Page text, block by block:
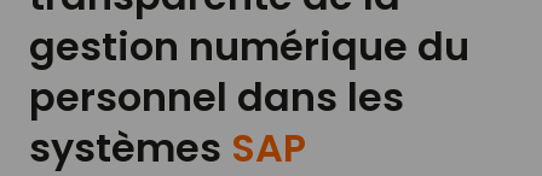
gestion numérique du
personnel dans les
systèmes SAP